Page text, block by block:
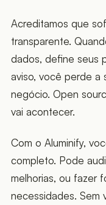
Acreditamos que
transparente.
dados, define seus
aviso, você perde a
negócio. Open
vai acontecer.
Com o Aluminify,
completo. Pode
melhorias, ou fazer
necessidades. Sem